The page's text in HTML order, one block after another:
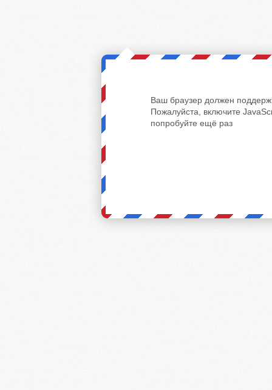
Ваш браузер должен
Пожалуйста, включите
попробуйте ещё раз